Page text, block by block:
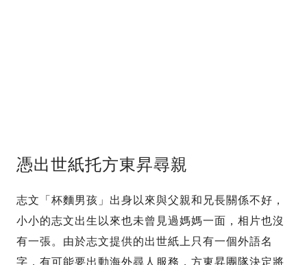
憑出世紙托方東昇尋親
志文「杯麵男孩」出身以來與父親和兄長關係不好，
小小的志文出生以來也未曾見過媽媽一面，相片也沒
有一張。由於志文提供的出世紙上只有一個外語名
字，有可能要出動海外尋人服務，方東昇團隊決定將